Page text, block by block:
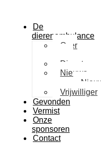
De
dierenambulance
Over
Diensten
Nieuws
Vrijwilliger
Gevonden
Vermist
Onze
sponsoren
Contact